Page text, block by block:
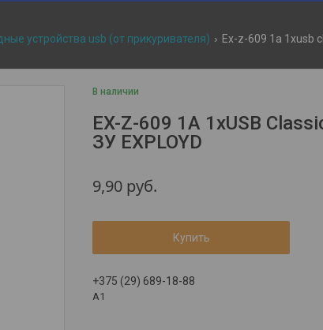
устройства usb (от прикуривателя)
В наличии
EX-Z-609 1A 1хUSB
ЗУ EXPLOYD
9,90 руб.
Купить
+375 (29) 689-18-88
A1